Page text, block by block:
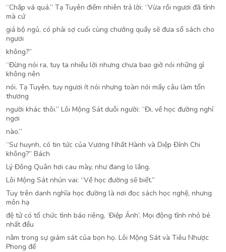
“Chắp vá quá.” Tạ Tuyên điềm nhiên trả lời: “Vừa rồi ngươi đã tỉnh
mà cứ
giả bộ ngủ, có phải sợ cuối cùng chưởng quầy sẽ đưa sổ sách cho
ngươi
không?”
“Đừng nói ra, tuy ta nhiều lời nhưng chưa bao giờ nói những gì
không nên
nói. Tạ Tuyên, tuy ngươi ít nói nhưng toàn nói mấy câu làm tổn
thương
người khác thôi.” Lôi Mộng Sát duỗi người: “Đi, về học đường nghỉ
ngơi
nào.”
“Sư huynh, có tin tức của Vương Nhất Hành và Diệp Đỉnh Chi
không?” Bách
Lý Đông Quân hơi cau mày, như đang lo lắng.
Lôi Mộng Sát nhún vai: “Về học đường sẽ biết.”
Tuy trên danh nghĩa học đường là nơi đọc sách học nghệ, nhưng
môn hạ
đệ tử có tổ chức tình báo riêng, ‘Điệp Ảnh’. Mọi động tĩnh nhỏ bé
nhất đều
nằm trong sự giám sát của bọn họ. Lôi Mộng Sát và Tiêu Nhược
Phong để